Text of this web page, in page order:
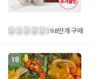
9.8만개 구매
18